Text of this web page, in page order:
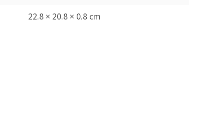
22.8 × 20.8 × 0.8 cm